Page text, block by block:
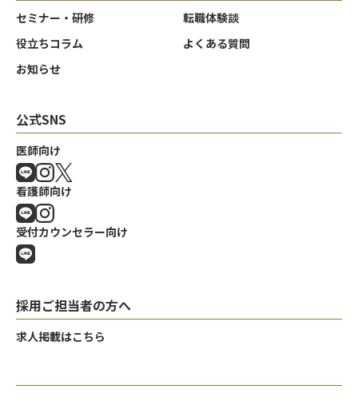
セミナー・研修
転職体験談
役立ちコラム
よくある質問
お知らせ
公式SNS
医師向け
看護師向け
受付カウンセラー向け
採用ご担当者の方へ
求人掲載はこちら